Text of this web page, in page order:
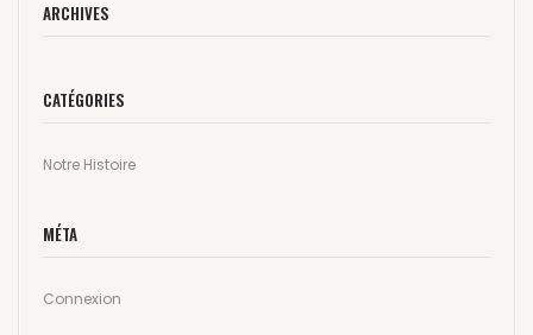
ARCHIVES
CATÉGORIES
Notre Histoire
MÉTA
Connexion